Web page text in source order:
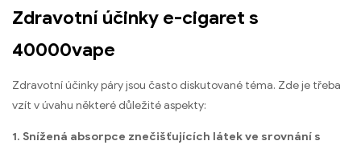
Zdravotní účinky e-cigaret s
40000vape
Zdravotní účinky páry jsou často diskutované téma. Zde je třeba
vzít v úvahu některé důležité aspekty:
1. Snížená absorpce znečišťujících látek ve srovnání s